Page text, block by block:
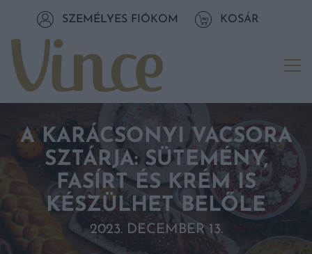
Tovább a tartalomhozSZEMÉLYES FIÓKOM KOSÁR
A KARÁCSONYI VACSORA
SZTÁRJA: SÜTEMÉNY,
FASÍRT ÉS KRÉM IS
KÉSZÜLHET BELŐLE
2023. DECEMBER 13.